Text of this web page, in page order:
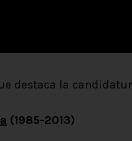
destaca la
(1985-2013)